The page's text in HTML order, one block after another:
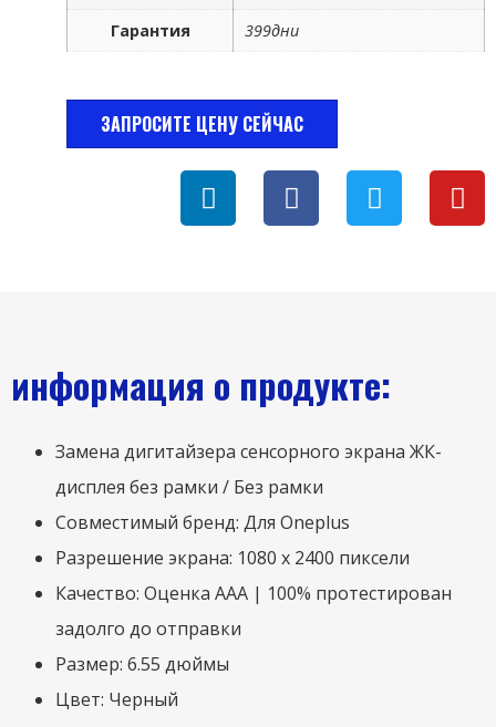
Гарантия
399дни
ЗАПРОСИТЕ ЦЕНУ СЕЙЧАС
информация о продукте:
Замена дигитайзера сенсорного экрана ЖК-
дисплея без рамки / Без рамки
Совместимый бренд: Для Oneplus
Разрешение экрана: 1080 х 2400 пиксели
Качество: Оценка ААА | 100% протестирован
задолго до отправки
Размер: 6.55 дюймы
Цвет: Черный